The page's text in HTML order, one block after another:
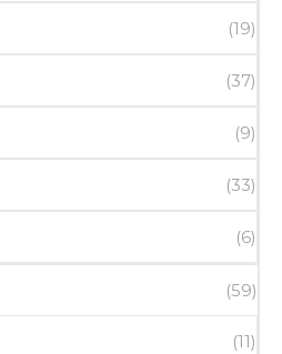
(19)
(37)
(9)
(33)
(6)
(59)
(11)